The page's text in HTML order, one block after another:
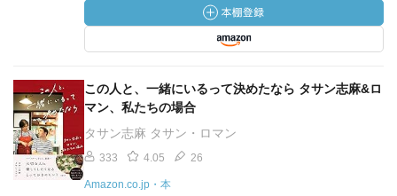
この人と、一緒にいるって決めたなら タサン志麻&ロ
マン、私たちの場合
タサン志麻 タサン・ロマン
333 4.05 26
Amazon.co.jp・本